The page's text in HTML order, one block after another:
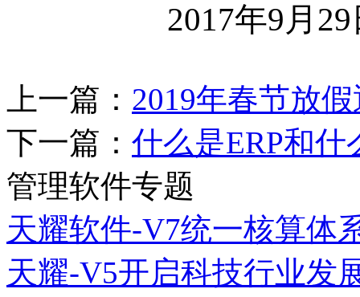
2017年9月29
上一篇： 2019年春节放
下一篇： 什么是ERP和什
管理软件专题
天耀软件-V7统一核算体
天耀-V5开启科技行业发